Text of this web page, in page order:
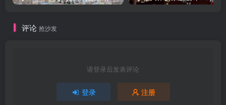
评论 抢沙发
请登录后发表评论
登录 注册